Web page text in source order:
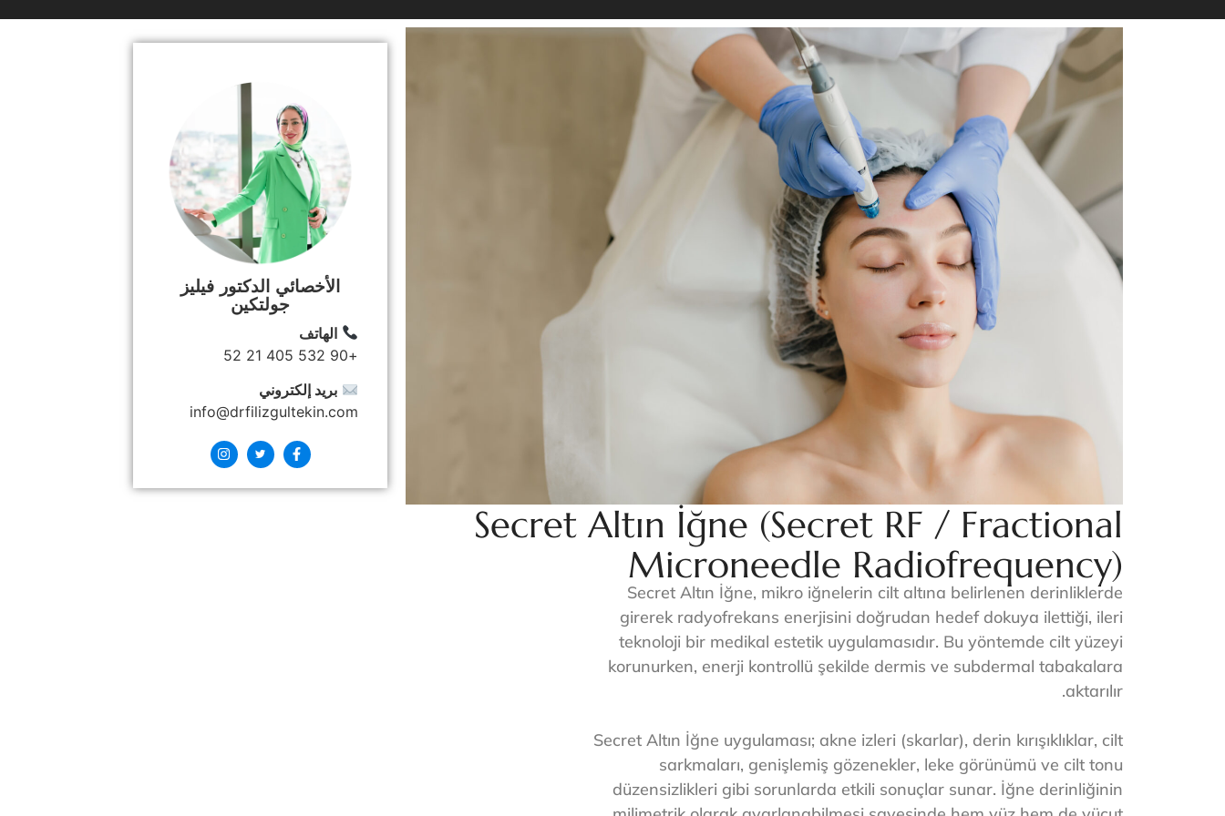
Secret Altın İğne (Secret RF / Fractional
Microneedle Radiofrequency)
Secret Altın İğne, mikro iğnelerin cilt altına belirlenen derinliklerde
girerek radyofrekans enerjisini doğrudan hedef dokuya ilettiği, ileri
teknoloji bir medikal estetik uygulamasıdır. Bu yöntemde cilt yüzeyi
korunurken, enerji kontrollü şekilde dermis ve subdermal tabakalara
aktarılır.
Secret Altın İğne uygulaması; akne izleri (skarlar), derin kırışıklıklar, cilt
sarkmaları, genişlemiş gözenekler, leke görünümü ve cilt tonu
düzensizlikleri gibi sorunlarda etkili sonuçlar sunar. İğne derinliğinin
الأخصائي الدكتور فيليز
جولتكين
الهاتف
+90 532 405 21 52
بريد إلكتروني
info@drfilizgultekin.com